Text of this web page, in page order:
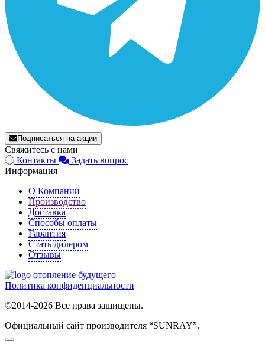
Подписаться на акции
Свяжитесь с нами
Контакты
Задать вопрос
Информация
О Компании
Производство
Доставка
Способы оплаты
Гарантия
Стать дилером
Отзывы
отопление будущего
Политика конфиденциальности
©2014-2026 Все права защищены.
Официальный сайт производителя “SUNRAY”.